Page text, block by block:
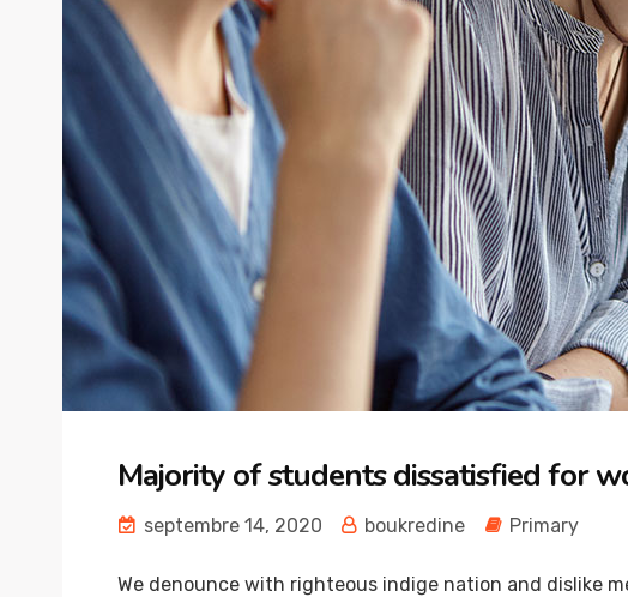
Majority of students dissatisfied for
septembre 14, 2020 boukredine Primary
We denounce with righteous indige nation and dislike